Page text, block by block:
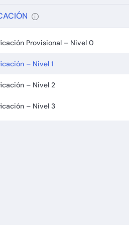
Provisional – Nivel 0
– Nivel 1
– Nivel 2
– Nivel 3